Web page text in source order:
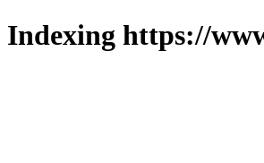
Indexing https://